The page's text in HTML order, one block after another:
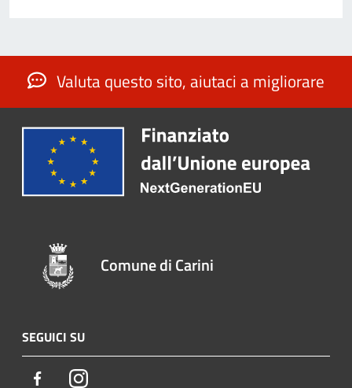
Valuta questo sito, aiutaci a migliorare
Comune di Carini
SEGUICI SU
FacebookInstagram